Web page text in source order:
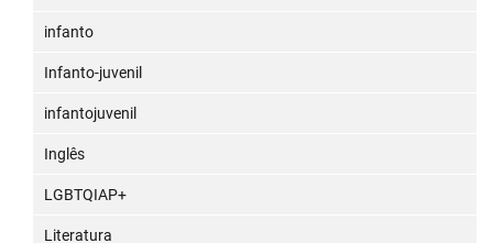
infanto
Infanto-juvenil
infantojuvenil
Inglês
LGBTQIAP+
Literatura